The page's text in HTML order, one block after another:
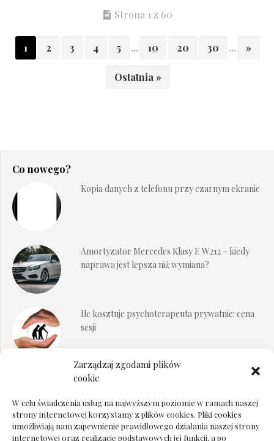
Zarządzaj zgodami plików
cookie
W celu świadczenia usług na najwyższym poziomie w ramach naszej
strony internetowej korzystamy z plików cookies. Pliki cookies
umożliwiają nam zapewnienie prawidłowego działania naszej strony
internetowej oraz realizację podstawowych jej funkcji, a po
Strona 1 z 60
1 2 3 4 5 ... 10 20 30 ... »
Ostatnia »
Co nowego?
Kopia danych z telefonu przy czarnym ekranie
Amortyzator Mercedes Klasy E W212 – kiedy
naprawa jest lepsza niż wymiana?
Ile kosztuje psychoterapeuta prywatnie: cena
sesji
Dokumenty do odbioru przy zmianie biura